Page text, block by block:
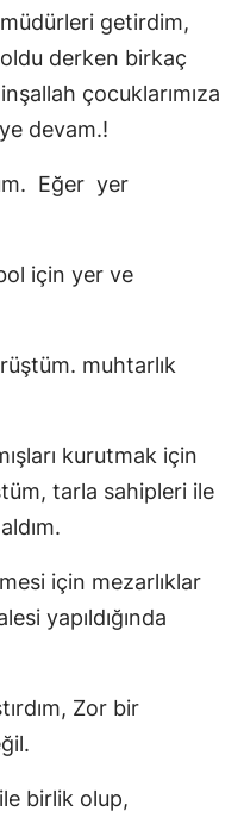
getirdim,
derken birkaç
çocuklarımıza
devam.!
Eğer yer
için yer ve
muhtarlık
kurutmak için
tarla sahipleri ile
için mezarlıklar
yapıldığında
Zor bir
birlik olup,